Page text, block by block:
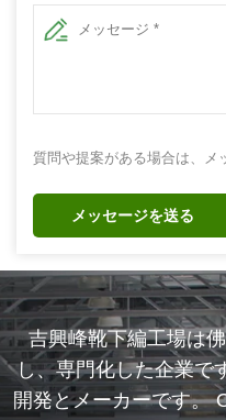
質問や提案がある場合は、メ
メッセージを送る
吉興峰靴下編工場は
し、専門化した企業で
開発とメーカーです。